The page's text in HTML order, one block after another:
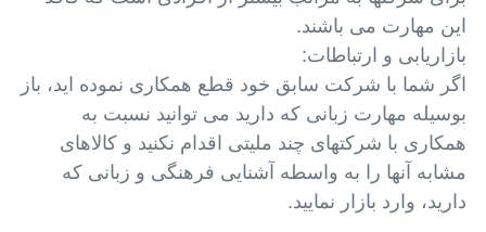
این مهارت می باشند.
بازاریابی و ارتباطات:
اگر شما با شرکت سابق خود قطع همکاری نموده اید، باز
بوسیله مهارت زبانی که دارید می توانید نسبت به
همکاری با شرکتهای چند ملیتی اقدام نکنید و کالاهای
مشابه آنها را به واسطه آشنایی فرهنگی و زبانی که
دارید، وارد بازار نمایید.